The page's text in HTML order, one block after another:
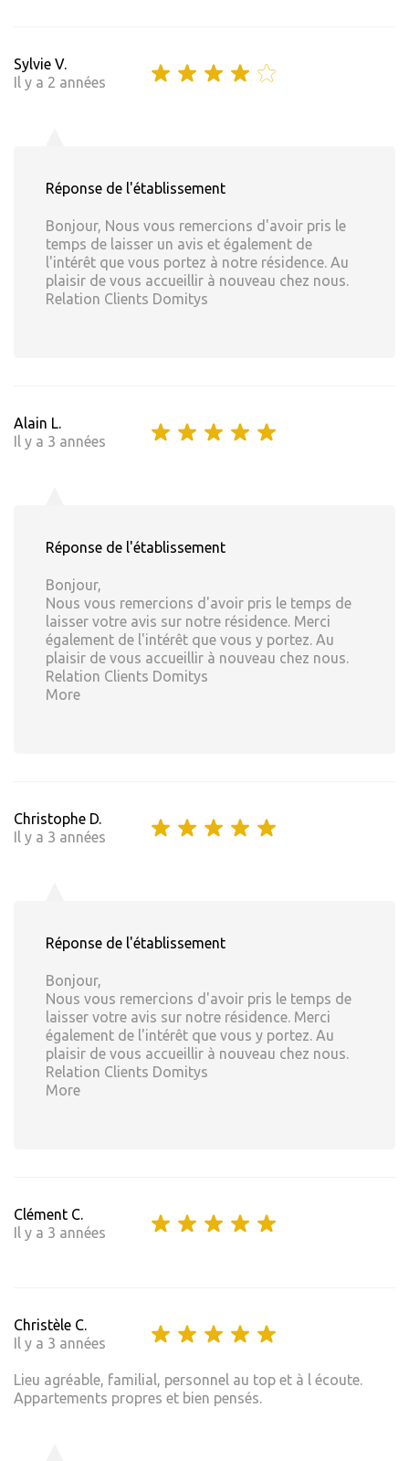
Sylvie V.
Il y a 2 années
Réponse de l'établissement
Bonjour, Nous vous remercions d'avoir pris le
temps de laisser un avis et également de
l'intérêt que vous portez à notre résidence. Au
plaisir de vous accueillir à nouveau chez nous.
Relation Clients Domitys
Alain L.
Il y a 3 années
Réponse de l'établissement
Bonjour,
Nous vous remercions d'avoir pris le temps de
laisser votre avis sur notre résidence. Merci
également de l'intérêt que vous y portez. Au
plaisir de vous accueillir à nouveau chez nous.
Relation Clients Domitys
More
Christophe D.
Il y a 3 années
Réponse de l'établissement
Bonjour,
Nous vous remercions d'avoir pris le temps de
laisser votre avis sur notre résidence. Merci
également de l'intérêt que vous y portez. Au
plaisir de vous accueillir à nouveau chez nous.
Relation Clients Domitys
More
Clément C.
Il y a 3 années
Christèle C.
Il y a 3 années
Lieu agréable, familial, personnel au top et à l écoute.
Appartements propres et bien pensés.